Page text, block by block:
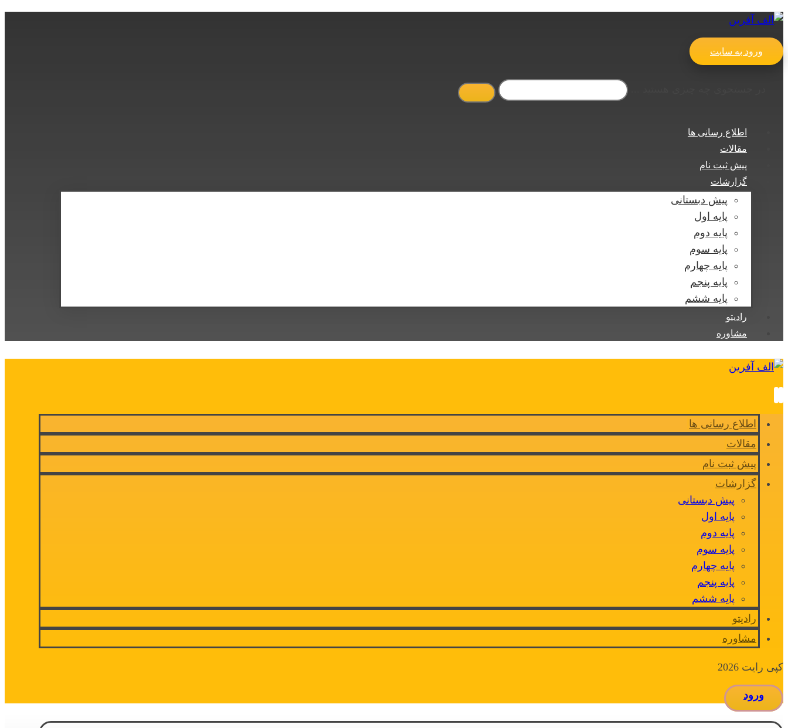
ورود به سایت
اطلاع رسانی ها
مقالات
پیش ثبت نام
گزارشات
پیش دبستانی
پایه اول
پایه دوم
پایه سوم
پایه چهارم
پایه پنجم
پایه ششم
رادیتو
مشاوره
اطلاع رسانی ها
مقالات
پیش ثبت نام
گزارشات
پیش دبستانی
پایه اول
پایه دوم
پایه سوم
پایه چهارم
پایه پنجم
پایه ششم
رادیتو
مشاوره
کپی رایت 2026
ورود